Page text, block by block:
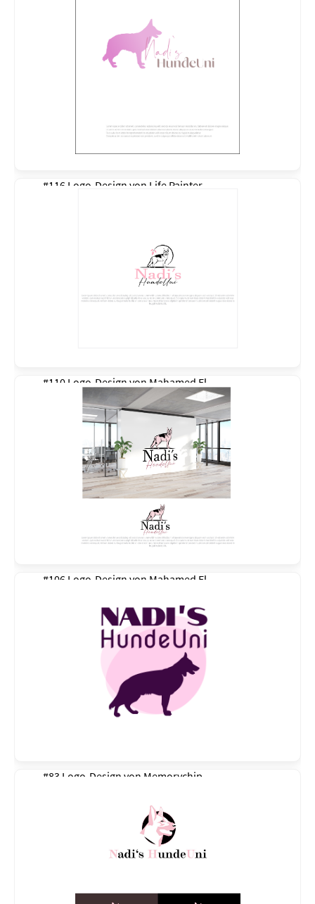
#116 Logo-Design von Life Painter
#110 Logo-Design von Mahamed El
#106 Logo-Design von Mahamed El
#83 Logo-Design von Memorychip